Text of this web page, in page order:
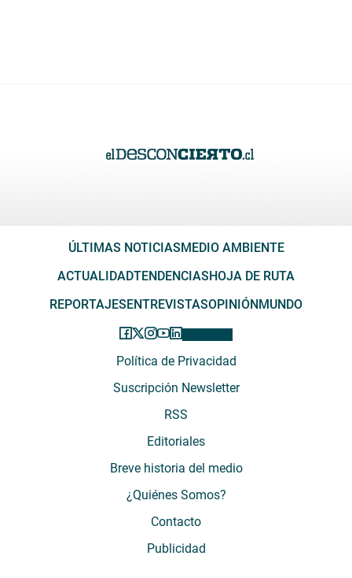
ÚLTIMAS NOTICIASMEDIO AMBIENTE
ACTUALIDADTENDENCIASHOJA DE RUTA
REPORTAJESENTREVISTASOPINIÓNMUNDO
Política de Privacidad
Suscripción Newsletter
RSS
Editoriales
Breve historia del medio
¿Quiénes Somos?
Contacto
Publicidad